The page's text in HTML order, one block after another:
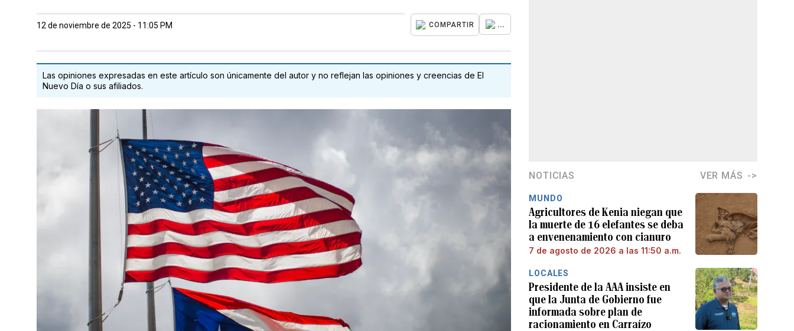
12 de noviembre de 2025 - 11:05 PM COMPARTIR ...
Las opiniones expresadas en este artículo son únicamente del autor y no reflejan las opiniones y creencias de El
Nuevo Día o sus afiliados.
NOTICIAS VER MÁS
MUNDO
Agricultores de Kenia niegan que
la muerte de 16 elefantes se deba
a envenenamiento con cianuro
7 de agosto de 2026 a las 11:50 a.m.
LOCALES
Presidente de la AAA insiste en
que la Junta de Gobierno fue
informada sobre plan de
racionamiento en Carraízo